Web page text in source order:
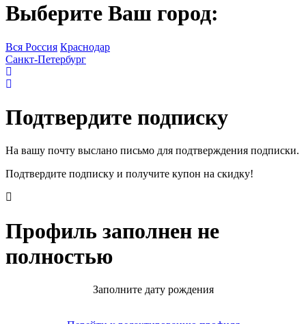
Выберите Ваш город:
Вся Россия Краснодар
Санкт-Петербург
Подтвердите подписку
На вашу почту выслано письмо для подтверждения подписки.
Подтвердите подписку и получите купон на скидку!
Профиль заполнен не
полностью
Заполните дату рождения